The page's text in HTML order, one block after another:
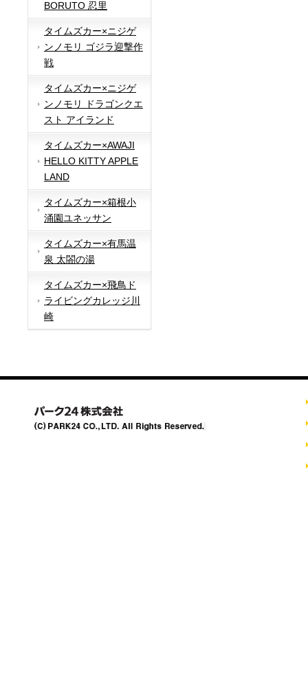
BORUTO 忍里
タイムズカー×ニジゲ
ンノモリ ゴジラ迎撃作
戦
タイムズカー×ニジゲ
ンノモリ ドラゴンクエ
スト アイランド
タイムズカー×AWAJI
HELLO KITTY APPLE
LAND
タイムズカー×箱根小
涌園ユネッサン
タイムズカー×有馬温
泉 太閤の湯
タイムズカー×飛鳥ド
ライビングカレッジ川
崎